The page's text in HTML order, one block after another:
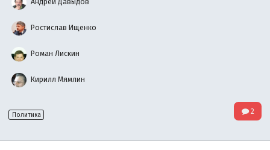
Андрей Давыдов
Ростислав Ищенко
Роман Лискин
Кирилл Мямлин
Политика 2